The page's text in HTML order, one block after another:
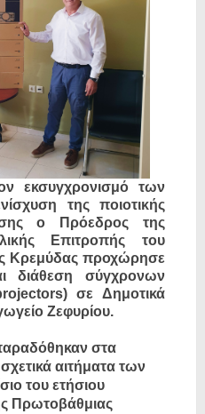
εκσυγχρονισμό των
της ποιοτικής
ο Πρόεδρος της
Επιτροπής του
Κρεμύδας προχώρησε
διάθεση σύγχρονων
σε Δημοτικά
Ζεφυρίου.
στα
αιτήματα των
του ετήσιου
Πρωτοβάθμιας